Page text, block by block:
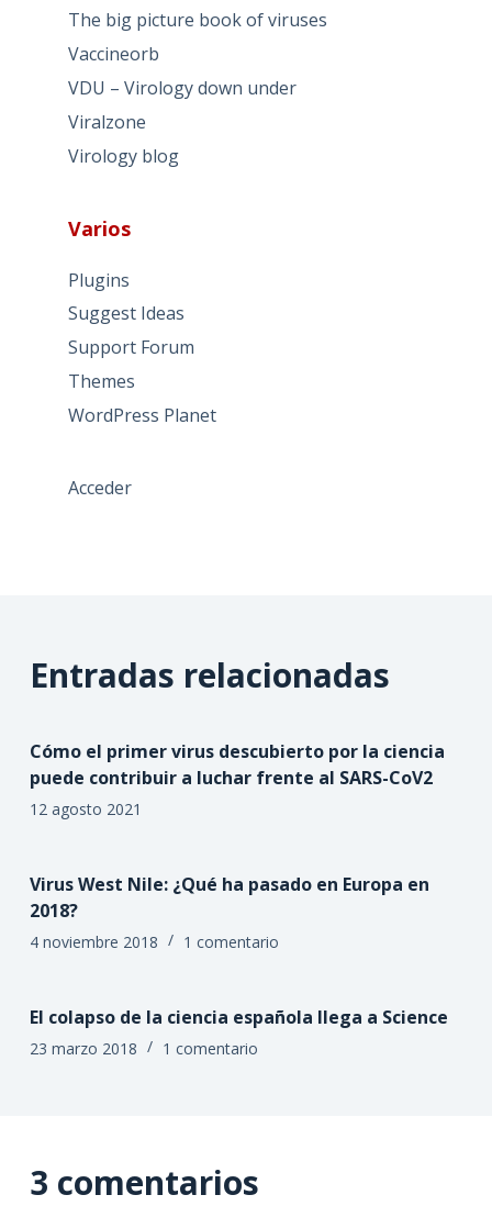
The big picture book of viruses
Vaccineorb
VDU – Virology down under
Viralzone
Virology blog
Varios
Plugins
Suggest Ideas
Support Forum
Themes
WordPress Planet
Acceder
Entradas relacionadas
Cómo el primer virus descubierto por la ciencia
puede contribuir a luchar frente al SARS-CoV2
12 agosto 2021
Virus West Nile: ¿Qué ha pasado en Europa en
2018?
4 noviembre 2018 1 comentario
El colapso de la ciencia española llega a Science
23 marzo 2018 1 comentario
3 comentarios